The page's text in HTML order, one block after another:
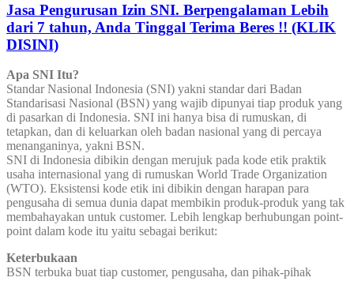
Jasa Pengurusan Izin SNI. Berpengalaman Lebih
dari 7 tahun, Anda Tinggal Terima Beres !! (KLIK
DISINI)
Apa SNI Itu?
Standar Nasional Indonesia (SNI) yakni standar dari Badan
Standarisasi Nasional (BSN) yang wajib dipunyai tiap produk yang
di pasarkan di Indonesia. SNI ini hanya bisa di rumuskan, di
tetapkan, dan di keluarkan oleh badan nasional yang di percaya
menanganinya, yakni BSN.
SNI di Indonesia dibikin dengan merujuk pada kode etik praktik
usaha internasional yang di rumuskan World Trade Organization
(WTO). Eksistensi kode etik ini dibikin dengan harapan para
pengusaha di semua dunia dapat membikin produk-produk yang tak
membahayakan untuk customer. Lebih lengkap berhubungan point-
point dalam kode itu yaitu sebagai berikut:
Keterbukaan
BSN terbuka buat tiap customer, pengusaha, dan pihak-pihak